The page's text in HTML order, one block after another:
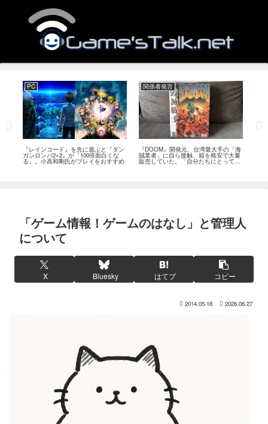
PC
『レインコード』を先に遊ぶと『ダン
ガンロンパ2×2』が「100倍面白くな
る」。小高和剛氏がプレイをおすすめ
関係者発言
『DOOM』開発元、台湾最大手の「海
賊業者」に自ら接触、箱を格安で大量
販売していた。「自分たちにとっては
流通だった」
「ゲーム情報！ゲームのはなし」と管理人
について
X Bluesky はてブ コピー
2014.05.18 2026.06.27